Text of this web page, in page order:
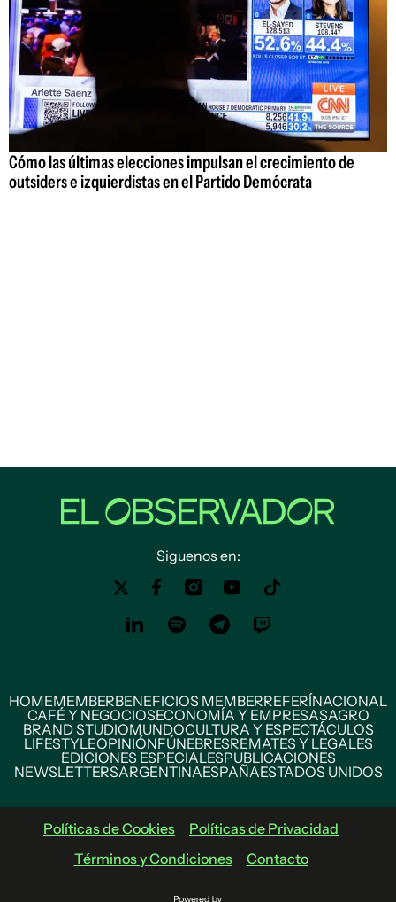
Cómo las últimas elecciones impulsan el crecimiento de
outsiders e izquierdistas en el Partido Demócrata
Siguenos en:
HOMEMEMBERBENEFICIOS MEMBERREFERÍNACIONAL
CAFÉ Y NEGOCIOSECONOMÍA Y EMPRESASAGRO
BRAND STUDIOMUNDOCULTURA Y ESPECTÁCULOS
LIFESTYLEOPINIÓNFÚNEBRESREMATES Y LEGALES
EDICIONES ESPECIALESPUBLICACIONES
NEWSLETTERSARGENTINAESPAÑAESTADOS UNIDOS
Políticas de Cookies
Políticas de Privacidad
Términos y Condiciones
Contacto